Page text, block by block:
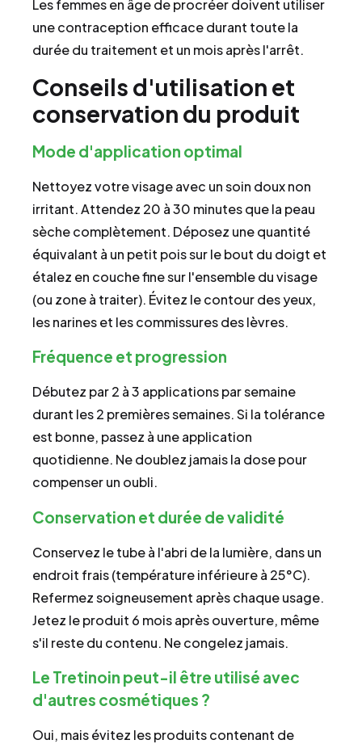
Les femmes en âge de procréer doivent utiliser
une contraception efficace durant toute la
durée du traitement et un mois après l'arrêt.
Conseils d'utilisation et
conservation du produit
Mode d'application optimal
Nettoyez votre visage avec un soin doux non
irritant. Attendez 20 à 30 minutes que la peau
sèche complètement. Déposez une quantité
équivalant à un petit pois sur le bout du doigt et
étalez en couche fine sur l'ensemble du visage
(ou zone à traiter). Évitez le contour des yeux,
les narines et les commissures des lèvres.
Fréquence et progression
Débutez par 2 à 3 applications par semaine
durant les 2 premières semaines. Si la tolérance
est bonne, passez à une application
quotidienne. Ne doublez jamais la dose pour
compenser un oubli.
Conservation et durée de validité
Conservez le tube à l'abri de la lumière, dans un
endroit frais (température inférieure à 25°C).
Refermez soigneusement après chaque usage.
Jetez le produit 6 mois après ouverture, même
s'il reste du contenu. Ne congelez jamais.
Le Tretinoin peut-il être utilisé avec
d'autres cosmétiques ?
Oui, mais évitez les produits contenant de